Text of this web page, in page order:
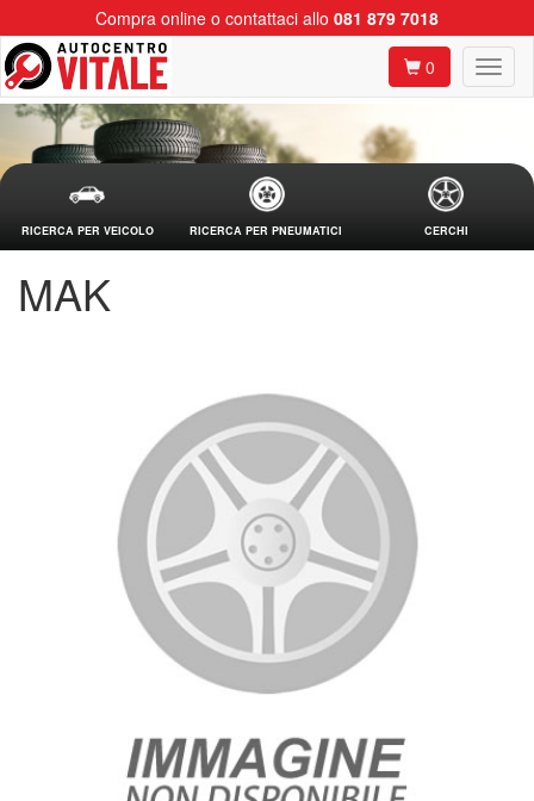
Compra online o contattaci allo 081 879 7018
0
RICERCA PER VEICOLO RICERCA PER PNEUMATICI CERCHI
MAK